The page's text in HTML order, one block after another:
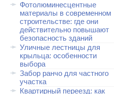
Фотолюминесцентные
материалы в современном
строительстве: где они
действительно повышают
безопасность зданий
Уличные лестницы для
крыльца: особенности
выбора
Забор ранчо для частного
участка
Квартирный переезд: как